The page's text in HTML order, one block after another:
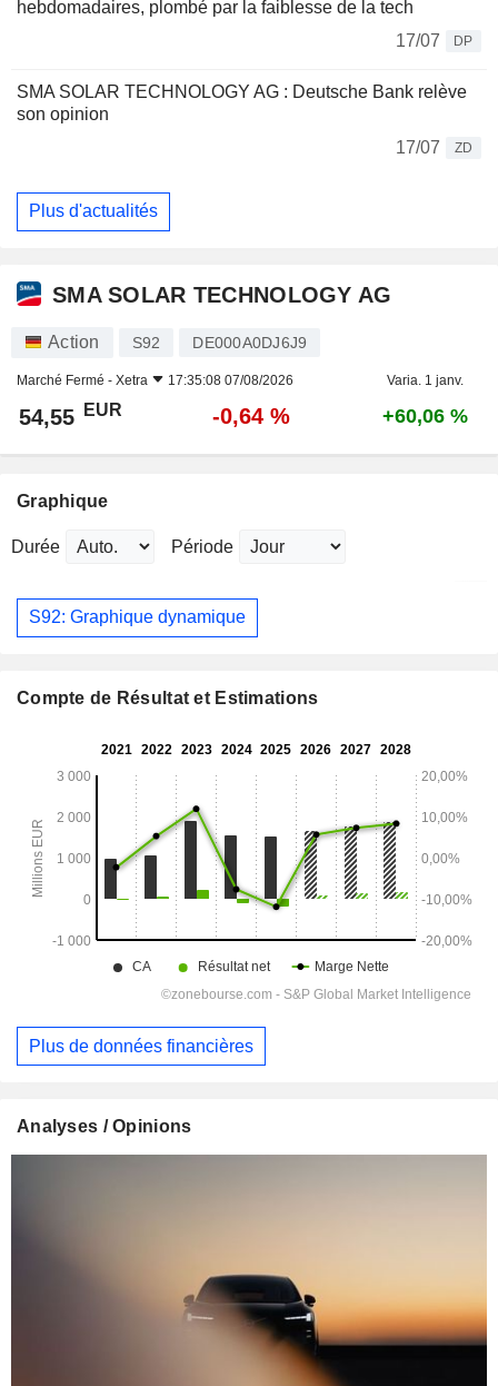
hebdomadaires, plombé par la faiblesse de la tech
17/07
DP
SMA SOLAR TECHNOLOGY AG : Deutsche Bank relève
son opinion
17/07
ZD
Plus d'actualités
SMA SOLAR TECHNOLOGY AG
Action S92 DE000A0DJ6J9
Marché Fermé - Xetra 17:35:08 07/08/2026 Varia. 1 janv.
54,55 EUR -0,64 % +60,06 %
Graphique
Durée Période
S92: Graphique dynamique
Compte de Résultat et Estimations
Plus de données financières
Analyses / Opinions